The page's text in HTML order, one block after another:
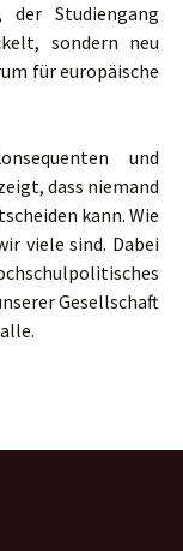
der Studiengang
sondern neu
für europäische
und
dass niemand
kann. Wie
viele sind. Dabei
Gesellschaft